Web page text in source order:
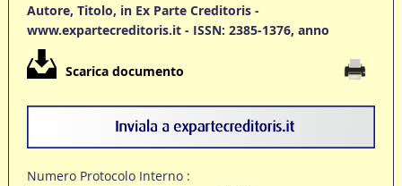
Autore, Titolo, in Ex Parte Creditoris -
www.expartecreditoris.it - ISSN: 2385-1376, anno
Scarica documento
Numero Protocolo Interno :